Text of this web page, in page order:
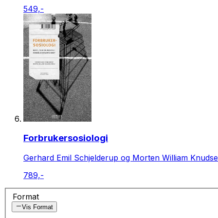
549,-
Forbrukersosiologi
Gerhard Emil Schjelderup og Morten William
789,-
Format
Vis Format